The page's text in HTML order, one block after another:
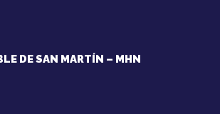
DE SAN MARTÍN – MHN